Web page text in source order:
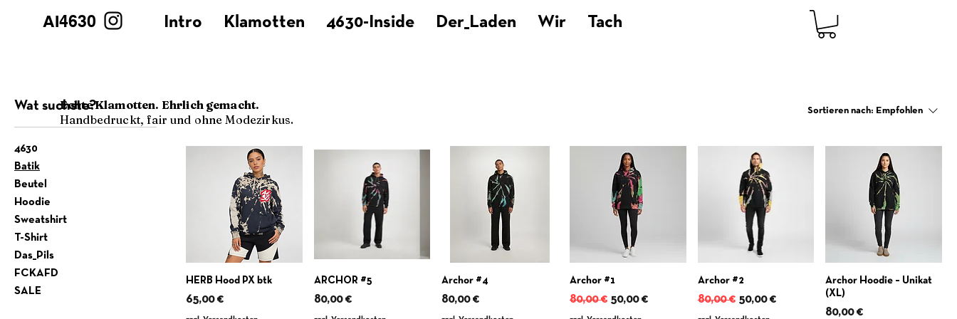
AI4630 Intro Klamotten 4630-Inside Der_Laden Wir Tach
Wat suchste?
4630
Batik
Beutel
Hoodie
Sweatshirt
T-Shirt
Das_Pils
FCKAFD
SALE
Sortieren nach: Empfohlen
HERB Hood PX btk
Preis
65,00 €
ARCHOR #5
Preis
80,00 €
Archor #4
Preis
80,00 €
Archor #1
Standardpreis
80,00 € Sale-Preis
50,00 €
Archor #2
Standardpreis
80,00 € Sale-Preis
50,00 €
Archor Hoodie – Unikat
(XL)
Preis
80,00 €
Echte Klamotten. Ehrlich gemacht.
Handbedruckt, fair und ohne Modezirkus.